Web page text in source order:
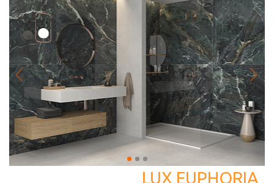
LUX EUPHORIA